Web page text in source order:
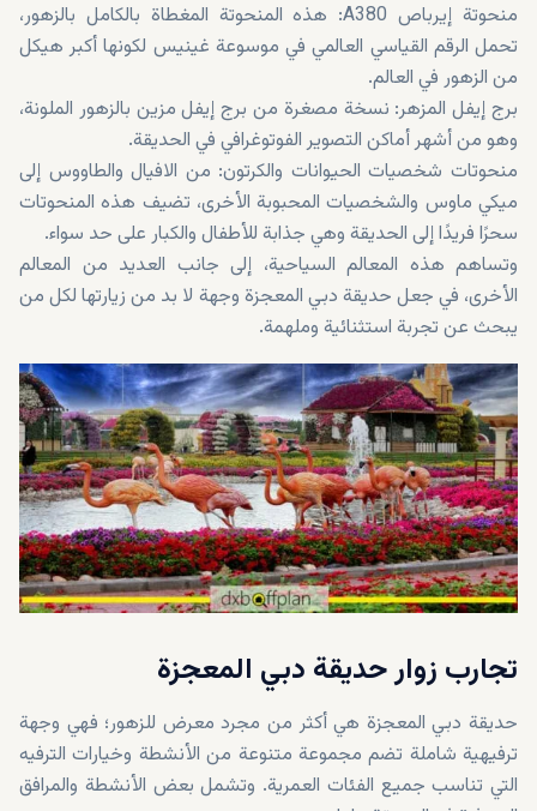
منحوتة إيرباص A380: هذه المنحوتة المغطاة بالكامل بالزهور،
تحمل الرقم القياسي العالمي في موسوعة غينيس لكونها أكبر هيكل
من الزهور في العالم.
برج إيفل المزهر: نسخة مصغرة من برج إيفل مزين بالزهور الملونة،
وهو من أشهر أماكن التصوير الفوتوغرافي في الحديقة.
منحوتات شخصيات الحيوانات والكرتون: من الافيال والطاووس إلى
ميكي ماوس والشخصيات المحبوبة الأخرى، تضيف هذه المنحوتات
سحرًا فريدًا إلى الحديقة وهي جذابة للأطفال والكبار على حد سواء.
وتساهم هذه المعالم السياحية، إلى جانب العديد من المعالم
الأخرى، في جعل حديقة دبي المعجزة وجهة لا بد من زيارتها لكل من
يبحث عن تجربة استثنائية وملهمة.
تجارب زوار حديقة دبي المعجزة
حديقة دبي المعجزة هي أكثر من مجرد معرض للزهور؛ فهي وجهة
ترفيهية شاملة تضم مجموعة متنوعة من الأنشطة وخيارات الترفيه
التي تناسب جميع الفئات العمرية. وتشمل بعض الأنشطة والمرافق